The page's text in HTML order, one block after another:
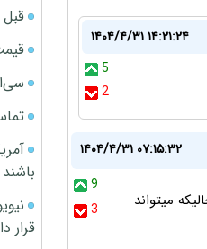
۱۴۰۴/۴/۳۱ ۱۴:۲۱:۲۴
5
2
۱۴۰۴/۴/۳۱ ۰۷:۱۵:۳۲
9
3
میتواند
قیمت
باشند
قرار